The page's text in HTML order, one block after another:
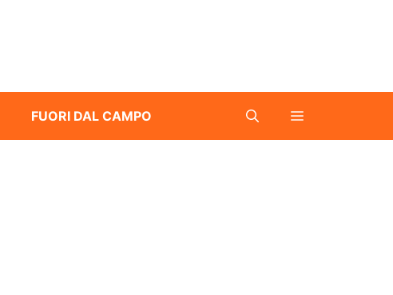
FUORI DAL CAMPO